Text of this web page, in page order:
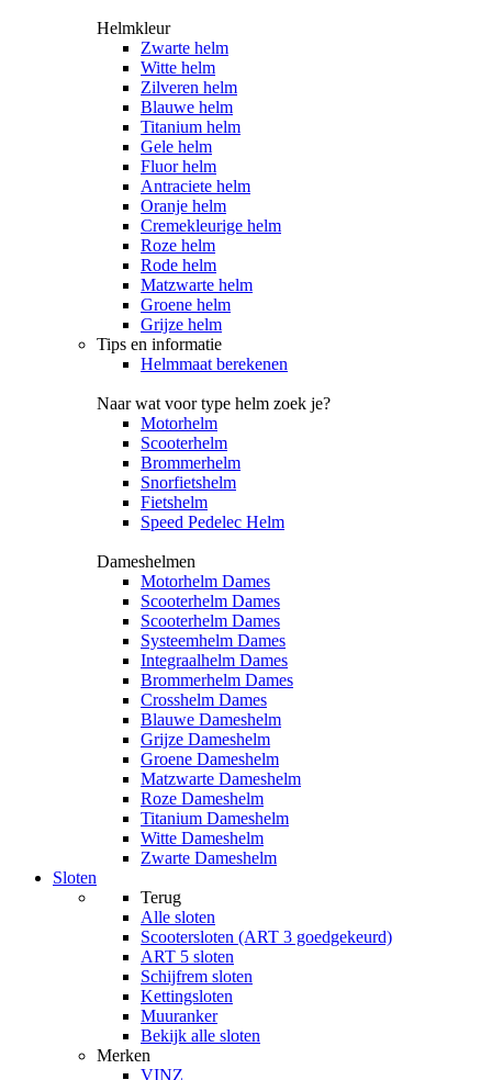
Helmkleur
Zwarte helm
Witte helm
Zilveren helm
Blauwe helm
Titanium helm
Gele helm
Fluor helm
Antraciete helm
Oranje helm
Cremekleurige helm
Roze helm
Rode helm
Matzwarte helm
Groene helm
Grijze helm
Tips en informatie
Helmmaat berekenen
Naar wat voor type helm zoek je?
Motorhelm
Scooterhelm
Brommerhelm
Snorfietshelm
Fietshelm
Speed Pedelec Helm
Dameshelmen
Motorhelm Dames
Scooterhelm Dames
Scooterhelm Dames
Systeemhelm Dames
Integraalhelm Dames
Brommerhelm Dames
Crosshelm Dames
Blauwe Dameshelm
Grijze Dameshelm
Groene Dameshelm
Matzwarte Dameshelm
Roze Dameshelm
Titanium Dameshelm
Witte Dameshelm
Zwarte Dameshelm
Sloten
Terug
Alle sloten
Scootersloten (ART 3 goedgekeurd)
ART 5 sloten
Schijfrem sloten
Kettingsloten
Muuranker
Bekijk alle sloten
Merken
VINZ